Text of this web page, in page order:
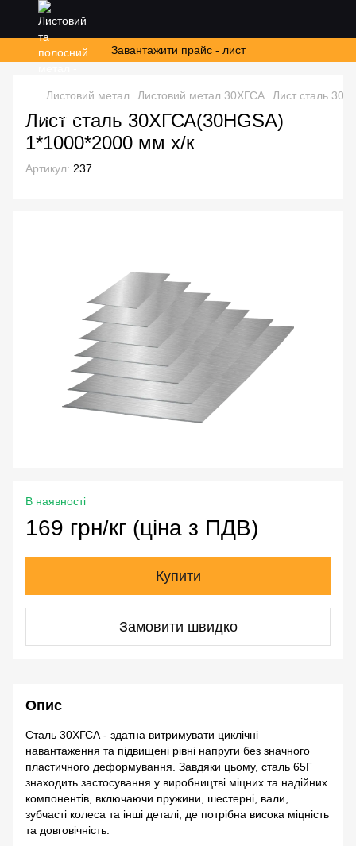
Завантажити прайс - лист
Листовий метал Листовий метал 30ХГСА Лист сталь
Лист сталь 30ХГСА(30HGSA)
1*1000*2000 мм х/к
Артикул: 237
В наявності
169 грн/кг (ціна з ПДВ)
Купити
Замовити швидко
Опис
Сталь 30ХГСА - здатна витримувати циклічні
навантаження та підвищені рівні напруги без значного
пластичного деформування. Завдяки цьому, сталь 65Г
знаходить застосування у виробництві міцних та надійних
компонентів, включаючи пружини, шестерні, вали,
зубчасті колеса та інші деталі, де потрібна висока міцність
та довговічність.